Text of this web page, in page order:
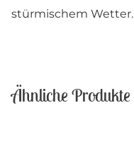
stürmischem Wetter.
Ähnliche Produkte